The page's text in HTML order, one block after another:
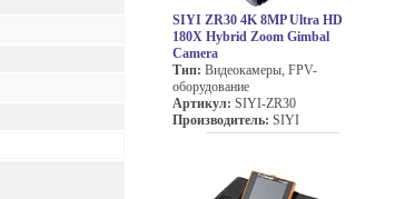
SIYI ZR30 4K 8MP Ultra HD
180X Hybrid Zoom Gimbal
Camera
Тип: Видеокамеры, FPV-
оборудование
Артикул: SIYI-ZR30
Производитель: SIYI